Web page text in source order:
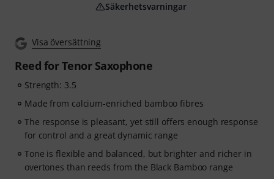
Visa översättning
Reed for Tenor Saxophone
Strength: 3.5
Made from calcium-enriched bamboo fibres
The response is pleasant, yet still offers enough response
for control and a great dynamic range
Tone is flexible and balanced, but brighter and richer in
overtones than reeds from the Black Bamboo range
Säkerhetsvarningar